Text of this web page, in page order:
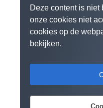
Deze content is niet
onze cookies niet
cookies op de
bekijken.